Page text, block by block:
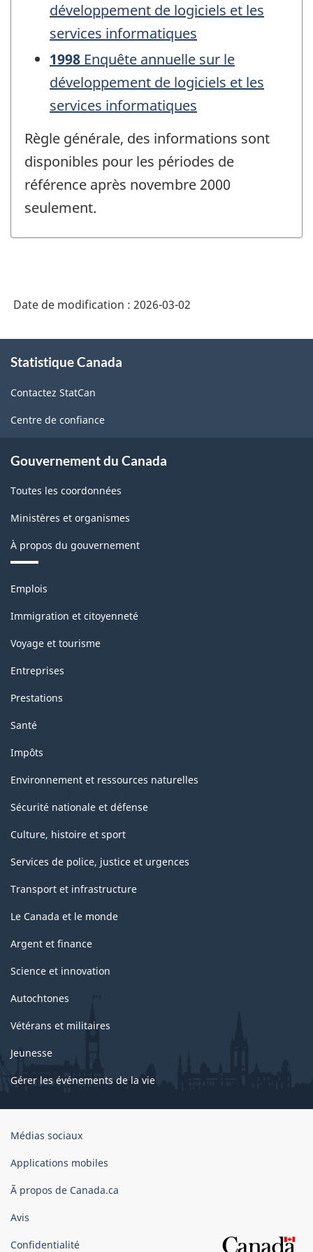
développement de logiciels et les
services informatiques
1998 Enquête annuelle sur le
développement de logiciels et les
services informatiques
Règle générale, des informations sont
disponibles pour les périodes de
référence après novembre 2000
seulement.
Date de modification : 2026-03-02
propos
ce
site
Statistique Canada
Contactez StatCan
Centre de confiance
Gouvernement du Canada
Toutes les coordonnées
Ministères et organismes
À propos du gouvernement
Thèmes
sujets
Emplois
Immigration et citoyenneté
Voyage et tourisme
Entreprises
Prestations
Santé
Impôts
Environnement et ressources naturelles
Sécurité nationale et défense
Culture, histoire et sport
Services de police, justice et urgences
Transport et infrastructure
Le Canada et le monde
Argent et finance
Science et innovation
Autochtones
Vétérans et militaires
Jeunesse
Gérer les événements de la vie
Organisation
gouvernement
Canada
Médias sociaux
Applications mobiles
Ã propos de Canada.ca
Avis
Confidentialité